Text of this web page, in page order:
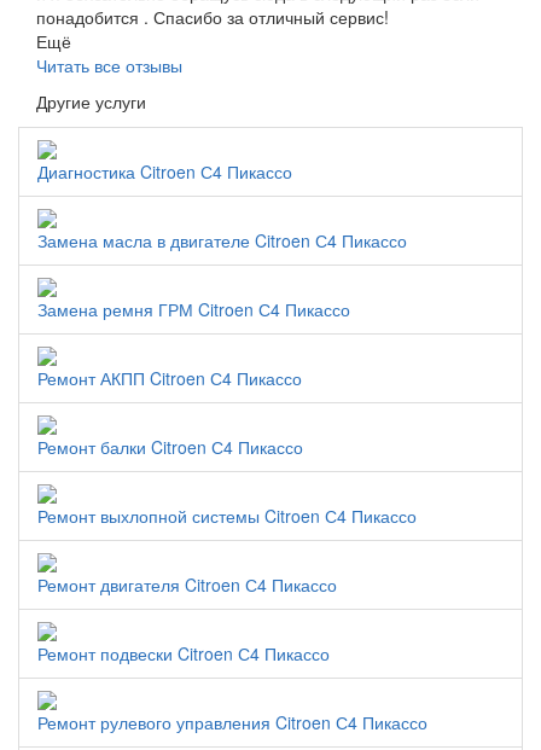
понадобится . Спасибо за отличный сервис!
Ещё
Читать все отзывы
Другие услуги
Диагностика Citroen С4 Пикассо
Замена масла в двигателе Citroen С4 Пикассо
Замена ремня ГРМ Citroen С4 Пикассо
Ремонт АКПП Citroen С4 Пикассо
Ремонт балки Citroen С4 Пикассо
Ремонт выхлопной системы Citroen С4 Пикассо
Ремонт двигателя Citroen С4 Пикассо
Ремонт подвески Citroen С4 Пикассо
Ремонт рулевого управления Citroen С4 Пикассо